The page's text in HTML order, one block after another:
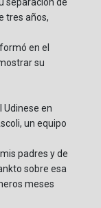
separación de
tres años,
en el
su
Udinese en
un equipo
padres y de
sobre esa
meses